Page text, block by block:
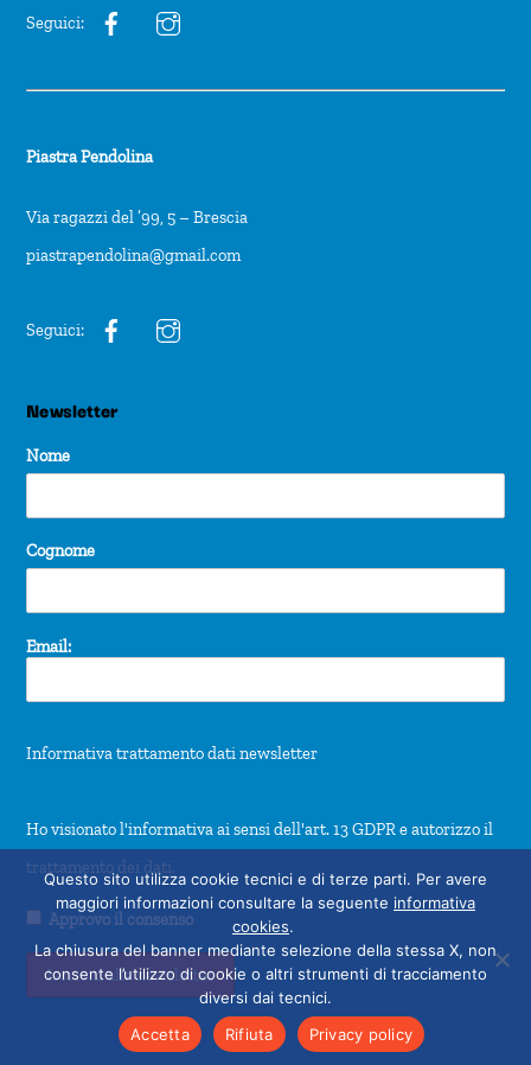
Seguici:
Piastra Pendolina
Via ragazzi del ’99, 5 – Brescia
piastrapendolina@gmail.com
Seguici:
Newsletter
Nome
Cognome
Email:
Informativa trattamento dati newsletter
Ho visionato l'informativa ai sensi dell'art. 13 GDPR e autorizzo il
trattamento dei dati.
Approvo il consenso
Questo sito utilizza cookie tecnici e di terze parti. Per avere
maggiori informazioni consultare la seguente informativa
cookies.
La chiusura del banner mediante selezione della stessa X, non
consente l’utilizzo di cookie o altri strumenti di tracciamento
diversi dai tecnici.
Accetta
Rifiuta Privacy policy